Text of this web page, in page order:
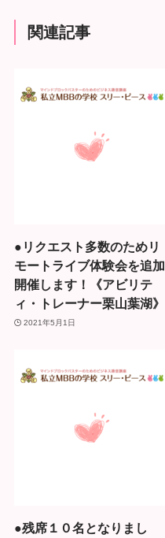
関連記事
●リクエスト多数のためリ
モートライブ体験会を追加
開催します！《アビリテ
ィ・トレーナー栗山葉湖》
2021年5月1日
●残席１０名となりまし